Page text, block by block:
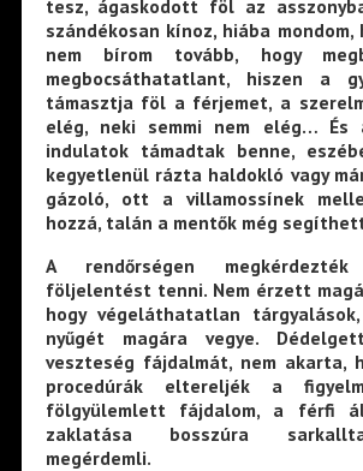
tesz, ágaskodott föl az
szándékosan kínoz, hiába mondom,
nem bírom tovább, hogy
megbocsáthatatlant, hiszen a
támasztja föl a férjemet, a
elég, neki semmi nem elég… És
indulatok támadtak benne,
kegyetlenül rázta haldokló vagy
gázoló, ott a villamossínek
hozzá, talán a mentők még
A rendőrségen
följelentést tenni. Nem érzett
hogy végeláthatatlan
nyűgét magára vegye.
veszteség fájdalmát, nem akarta,
procedúrák eltereljék a
fölgyülemlett fájdalom, a férfi
zaklatása bosszúra
megérdemli.